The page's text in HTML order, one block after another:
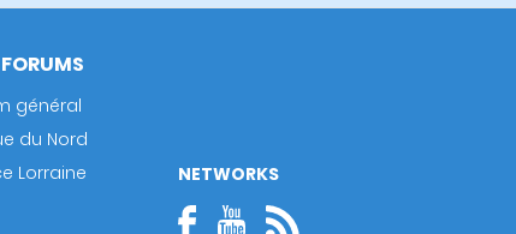
général
du Nord
Lorraine
NETWORKS